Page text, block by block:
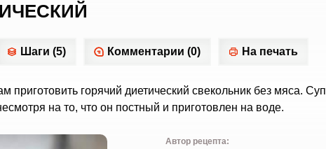
Шаги (5) Комментарии (0) На печать
горячий диетический свекольник без мяса. Суп
на то, что он постный и приготовлен на воде.
Автор рецепта: